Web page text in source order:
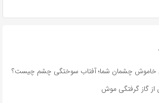
خاموش چشمان شما؛ آفتاب سوختگی چشم چیست؟
گاز گرفتگی موش